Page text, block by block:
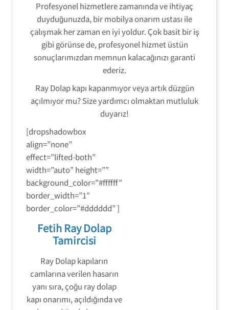
Profesyonel hizmetlere zamanında ve ihtiyaç
duyduğunuzda, bir mobilya onarım ustası ile
çalışmak her zaman en iyi yoldur. Çok basit bir iş
gibi görünse de, profesyonel hizmet üstün
sonuçlarımızdan memnun kalacağınızı garanti
ederiz.
Ray Dolap kapı kapanmıyor veya artık düzgün
açılmıyor mu? Size yardımcı olmaktan mutluluk
duyarız!
[dropshadowbox
align=”none”
effect=”lifted-both”
width=”auto” height=””
background_color=”#ffffff”
border_width=”1″
border_color=”#dddddd” ]
Fetih Ray Dolap
Tamircisi
Ray Dolap kapıların
camlarına verilen hasarın
yanı sıra, çoğu ray dolap
kapı onarımı, açıldığında ve